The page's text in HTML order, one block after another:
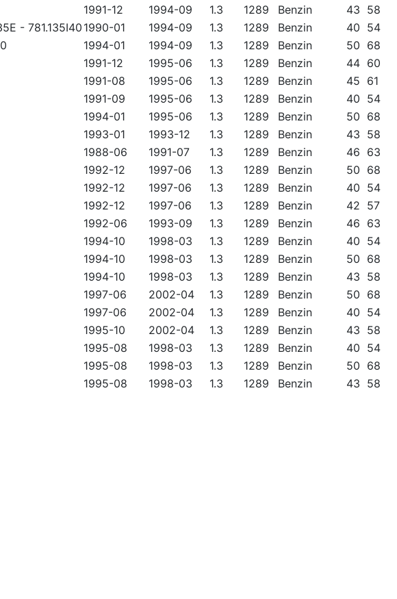
1991-12 1994-09 1.3 1289 Benzin 43 58
- 781.135I40 1990-01 1994-09 1.3 1289 Benzin 40 54
1994-01 1994-09 1.3 1289 Benzin 50 68
1991-12 1995-06 1.3 1289 Benzin 44 60
1991-08 1995-06 1.3 1289 Benzin 45 61
1991-09 1995-06 1.3 1289 Benzin 40 54
1994-01 1995-06 1.3 1289 Benzin 50 68
1993-01 1993-12 1.3 1289 Benzin 43 58
1988-06 1991-07 1.3 1289 Benzin 46 63
1992-12 1997-06 1.3 1289 Benzin 50 68
1992-12 1997-06 1.3 1289 Benzin 40 54
1992-12 1997-06 1.3 1289 Benzin 42 57
1992-06 1993-09 1.3 1289 Benzin 46 63
1994-10 1998-03 1.3 1289 Benzin 40 54
1994-10 1998-03 1.3 1289 Benzin 50 68
1994-10 1998-03 1.3 1289 Benzin 43 58
1997-06 2002-04 1.3 1289 Benzin 50 68
1997-06 2002-04 1.3 1289 Benzin 40 54
1995-10 2002-04 1.3 1289 Benzin 43 58
1995-08 1998-03 1.3 1289 Benzin 40 54
1995-08 1998-03 1.3 1289 Benzin 50 68
1995-08 1998-03 1.3 1289 Benzin 43 58